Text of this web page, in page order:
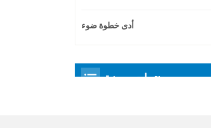
أدى خطوة ضوء
منتجات مميزة